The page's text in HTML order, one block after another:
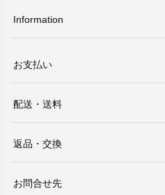
Information
お支払い
配送・送料
返品・交換
お問合せ先